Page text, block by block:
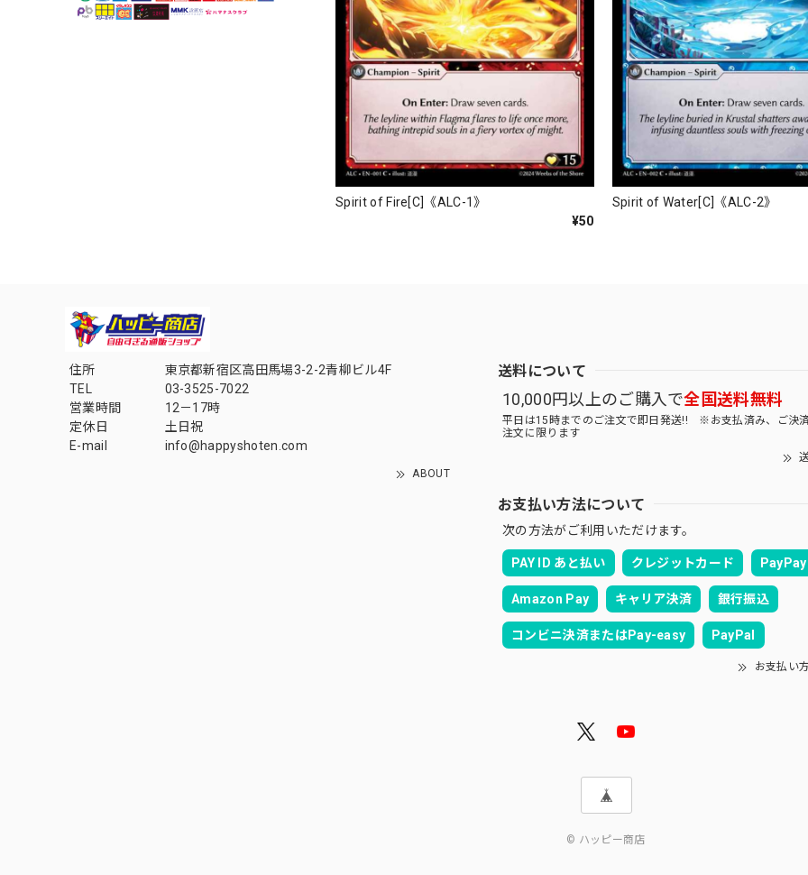
Spirit of Fire[C]《ALC-1》
¥50
Spirit of Water[C]《ALC-2》
住所
東京都新宿区高田馬場3-2-2青柳ビル4F
TEL
03-3525-7022
営業時間
12－17時
定休日
土日祝
E-mail
info@happyshoten.com
ABOUT
送料について
10,000円以上のご購入で全国送料無料
平日は15時までのご注文で即日発送!! ※お支払済み、ご決
注文に限ります
お支払い方法について
次の方法がご利用いただけます。
PAY ID あと払い クレジットカード PayPay
Amazon Pay キャリア決済 銀行振込
コンビニ決済またはPay-easy PayPal
お支払い
© ハッピー商店